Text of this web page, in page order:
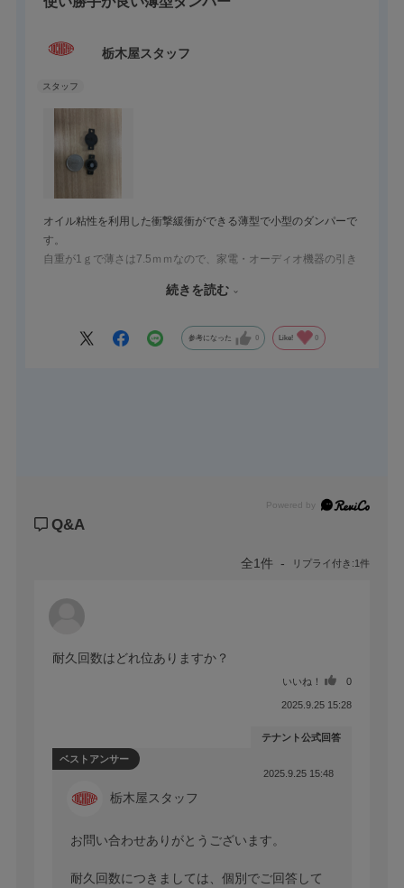
栃木屋スタッフ
オイル粘性を利用した衝撃緩衝ができる薄型で小型のダンパーで
す。
自重が1ｇで薄さは7.5ｍｍなので、家電・オーディオ機器の引き
低価格なところも使い勝手の良い理由の一つです。
続きを読む
参考になった 0 Like! 0
Powered by
Q&A
全1件 リプライ付き:1件
耐久回数はどれ位ありますか？
いいね！ 0
2025.9.25 15:28
2025.9.25 15:48
栃木屋スタッフ
お問い合わせありがとうございます。
耐久回数につきましては、個別でご回答して
ベストアンサー
テナント公式回答